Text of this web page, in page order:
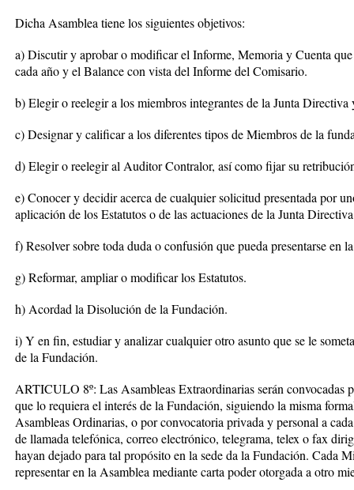
Dicha Asamblea tiene los siguientes objetivos:
a) Discutir y aprobar o modificar el Informe, Memoria y Cuenta
cada año y el Balance con vista del Informe del Comisario.
b) Elegir o reelegir a los miembros integrantes de la Junta Directiva
c) Designar y calificar a los diferentes tipos de Miembros de la
d) Elegir o reelegir al Auditor Contralor, así como fijar su
e) Conocer y decidir acerca de cualquier solicitud presentada por
aplicación de los Estatutos o de las actuaciones de la Junta
f) Resolver sobre toda duda o confusión que pueda presentarse en
g) Reformar, ampliar o modificar los Estatutos.
h) Acordad la Disolución de la Fundación.
i) Y en fin, estudiar y analizar cualquier otro asunto que se le
de la Fundación.
ARTICULO 8º: Las Asambleas Extraordinarias serán convocadas
que lo requiera el interés de la Fundación, siguiendo la misma
Asambleas Ordinarias, o por convocatoria privada y personal a
de llamada telefónica, correo electrónico, telegrama, telex o fax
hayan dejado para tal propósito en la sede da la Fundación. Cada
representar en la Asamblea mediante carta poder otorgada a otro